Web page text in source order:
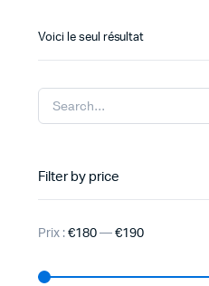
Voici le seul résultat
Filter by price
Prix : €180— €190